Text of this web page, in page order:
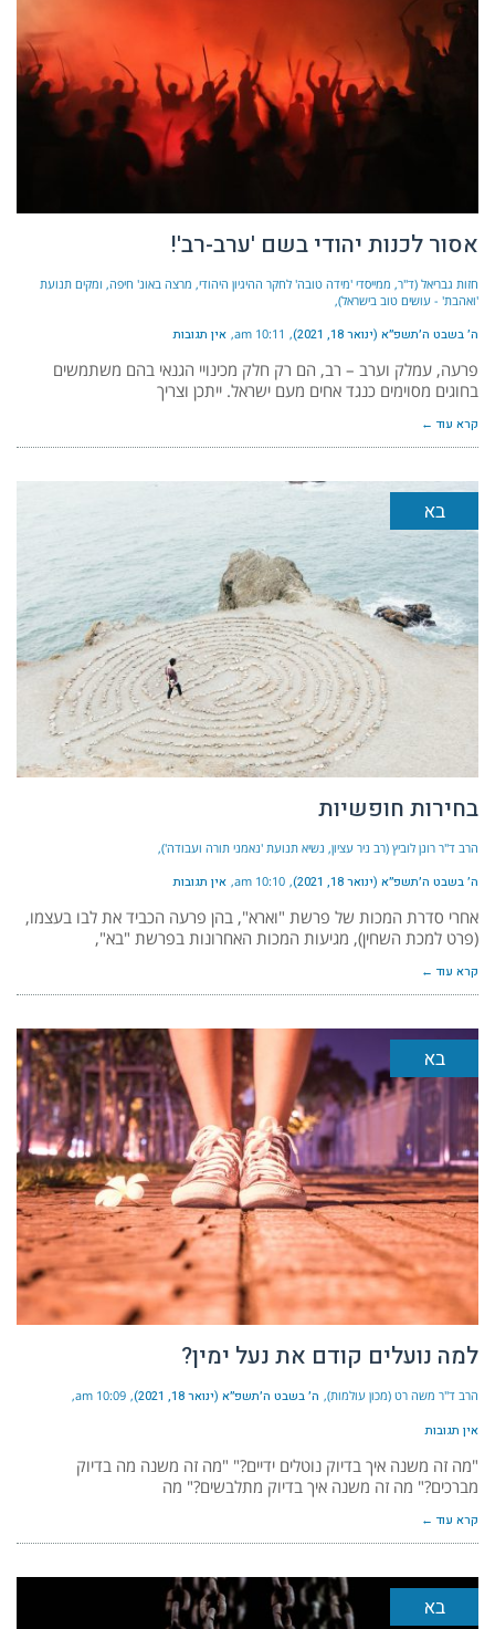
אסור לכנות יהודי בשם 'ערב-רב'!
חזות גבריאל (ד"ר, ממייסדי 'מידה טובה' לחקר ההיגיון היהודי, מרצה באונ' חיפה, ומקים תנועת
'ואהבת' - עושים טוב בישראל)
ה׳ בשבט ה׳תשפ״א (ינואר 18, 2021) 10:11 am אין תגובות
פרעה, עמלק וערב – רב, הם רק חלק מכינויי הגנאי בהם משתמשים
בחוגים מסוימים כנגד אחים מעם ישראל. ייתכן וצריך
קרא עוד ←
בא
בחירות חופשיות
הרב ד"ר רונן לוביץ (רב ניר עציון, נשיא תנועת 'נאמני תורה ועבודה')
ה׳ בשבט ה׳תשפ״א (ינואר 18, 2021) 10:10 am אין תגובות
אחרי סדרת המכות של פרשת "וארא", בהן פרעה הכביד את לבו בעצמו,
(פרט למכת השחין), מגיעות המכות האחרונות בפרשת "בא",
קרא עוד ←
בא
למה נועלים קודם את נעל ימין?
הרב ד"ר משה רט (מכון עולמות) ה׳ בשבט ה׳תשפ״א (ינואר 18, 2021) 10:09 am
אין תגובות
"מה זה משנה איך בדיוק נוטלים ידיים?" "מה זה משנה מה בדיוק
מברכים?" מה זה משנה איך בדיוק מתלבשים?" מה
קרא עוד ←
בא